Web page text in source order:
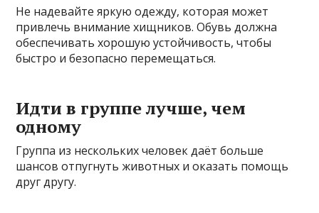
Не надевайте яркую одежду, которая может
привлечь внимание хищников. Обувь должна
обеспечивать хорошую устойчивость, чтобы
быстро и безопасно перемещаться.
Идти в группе лучше, чем
одному
Группа из нескольких человек даёт больше
шансов отпугнуть животных и оказать помощь
друг другу.